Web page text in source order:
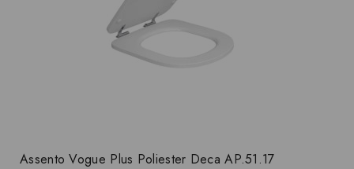
Assento Vogue Plus Poliester Deca AP.51.17